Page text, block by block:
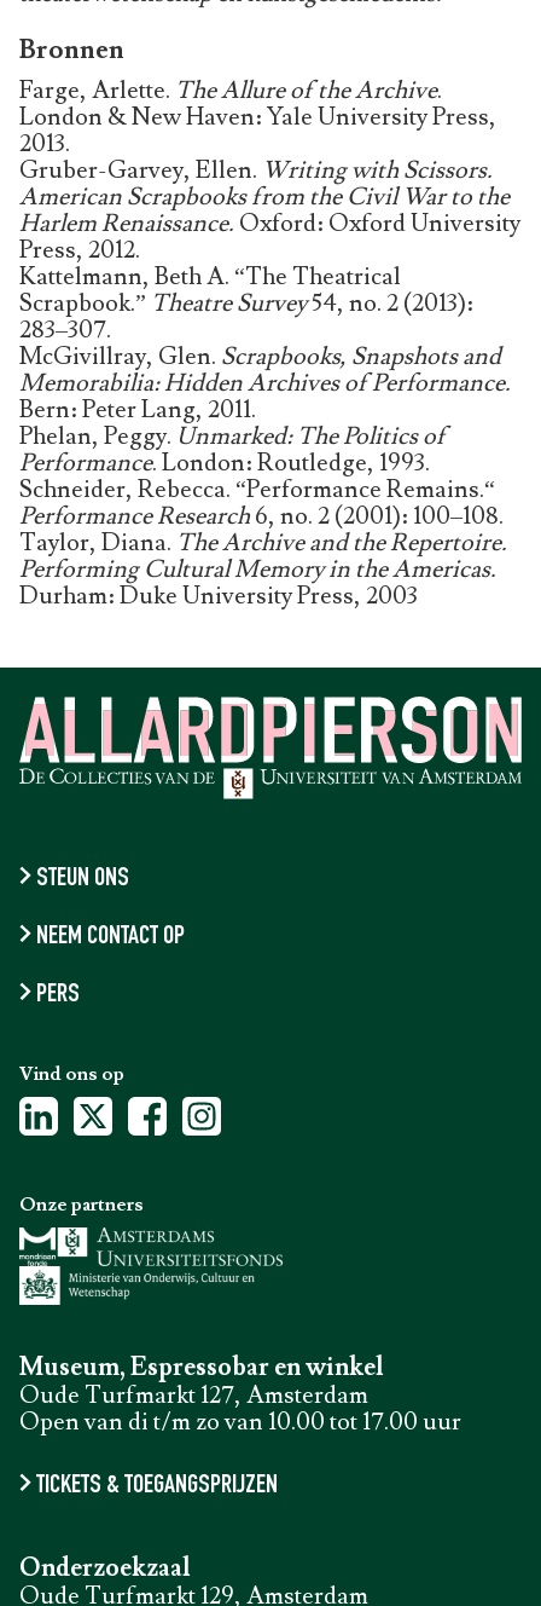
Bronnen
Farge, Arlette. The Allure of the Archive.
London & New Haven: Yale University Press,
2013.
Gruber-Garvey, Ellen. Writing with Scissors.
American Scrapbooks from the Civil War to the
Harlem Renaissance. Oxford: Oxford University
Press, 2012.
Kattelmann, Beth A. “The Theatrical
Scrapbook.” Theatre Survey54, no. 2 (2013):
283–307.
McGivillray, Glen. Scrapbooks, Snapshots and
Memorabilia: Hidden Archives of Performance.
Bern: Peter Lang, 2011.
Phelan, Peggy. Unmarked: The Politics of
Performance. London: Routledge, 1993.
Schneider, Rebecca. “Performance Remains.“
Performance Research6, no. 2 (2001): 100–108.
Taylor, Diana. The Archive and the Repertoire.
Performing Cultural Memory in the Americas.
Durham: Duke University Press, 2003
STEUN ONS
NEEM CONTACT OP
PERS
Vind ons op
Museum, Espressobar en winkel
Oude Turfmarkt 127, Amsterdam
Open van di t/m zo van 10.00 tot 17.00 uur
TICKETS & TOEGANGSPRIJZEN
Onderzoekzaal
Oude Turfmarkt 129, Amsterdam
Onze partners